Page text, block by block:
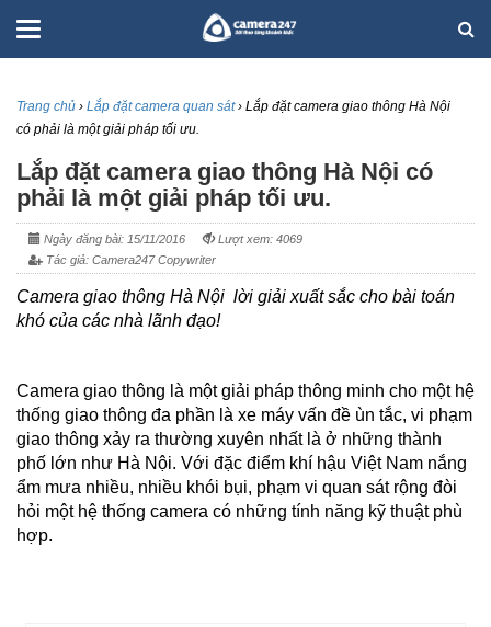
Trang chủ › Lắp đặt camera quan sát › Lắp đặt camera giao thông Hà Nội
có phải là một giải pháp tối ưu.
Lắp đặt camera giao thông Hà Nội có
phải là một giải pháp tối ưu.
Ngày đăng bài: 15/11/2016
Lượt xem: 4069
Tác giả: Camera247 Copywriter
Camera giao thông Hà Nội lời giải xuất sắc cho bài toán
khó của các nhà lãnh đạo!
Camera giao thông là một giải pháp thông minh cho một hệ
thống giao thông đa phần là xe máy vấn đề ùn tắc, vi phạm
giao thông xảy ra thường xuyên nhất là ở những thành
phố lớn như Hà Nội. Với đặc điểm khí hậu Việt Nam nắng
ẩm mưa nhiều, nhiều khói bụi, phạm vi quan sát rộng đòi
hỏi một hệ thống camera có những tính năng kỹ thuật phù
hợp.